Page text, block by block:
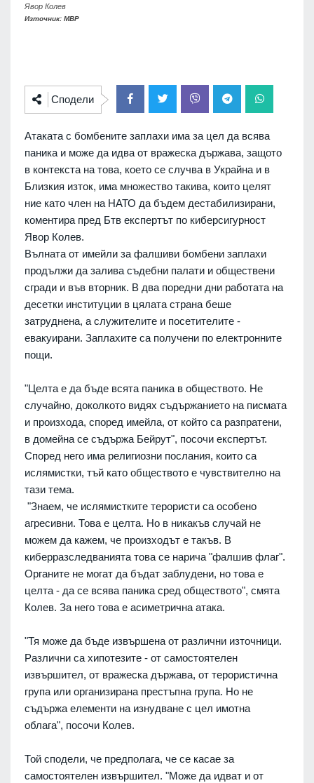
Явор Колев
Източник: МВР
Сподели
Атаката с бомбените заплахи има за цел да всява
паника и може да идва от вражеска държава, защото
в контекста на това, което се случва в Украйна и в
Близкия изток, има множество такива, които целят
ние като член на НАТО да бъдем дестабилизирани,
коментира пред Бтв експертът по киберсигурност
Явор Колев.
Вълната от имейли за фалшиви бомбени заплахи
продължи да залива съдебни палати и обществени
сгради и във вторник. В два поредни дни работата на
десетки институции в цялата страна беше
затруднена, а служителите и посетителите -
евакуирани. Заплахите са получени по електронните
пощи.
"Целта е да бъде всята паника в обществото. Не
случайно, доколкото видях съдържанието на писмата
и произхода, според имейла, от който са разпратени,
в домейна се съдържа Бейрут", посочи експертът.
Според него има религиозни послания, които са
ислямистки, тъй като обществото е чувствително на
тази тема.
"Знаем, че ислямистките терористи са особено
агресивни. Това е целта. Но в никакъв случай не
можем да кажем, че произходът е такъв. В
киберразследванията това се нарича "фалшив флаг".
Органите не могат да бъдат заблудени, но това е
целта - да се всява паника сред обществото", смята
Колев. За него това е асиметрична атака.
"Тя може да бъде извършена от различни източници.
Различни са хипотезите - от самостоятелен
извършител, от вражеска държава, от терористична
група или организирана престъпна група. Но не
съдържа елементи на изнудване с цел имотна
облага", посочи Колев.
Той сподели, че предполага, че се касае за
самостоятелен извършител. "Може да идват и от